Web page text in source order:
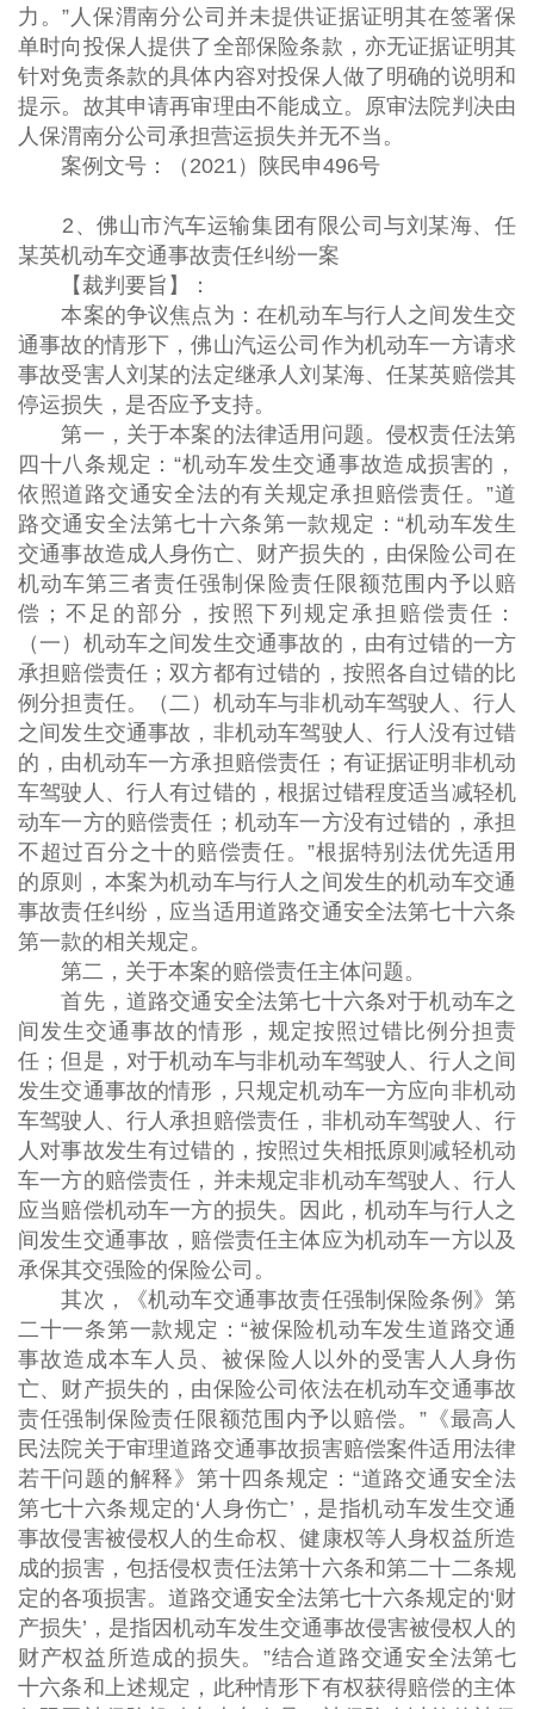
力。”人保渭南分公司并未提供证据证明其在签署保
单时向投保人提供了全部保险条款，亦无证据证明其
针对免责条款的具体内容对投保人做了明确的说明和
提示。故其申请再审理由不能成立。原审法院判决由
人保渭南分公司承担营运损失并无不当。
案例文号：（2021）陕民申496号
2、佛山市汽车运输集团有限公司与刘某海、任
某英机动车交通事故责任纠纷一案
【裁判要旨】：
本案的争议焦点为：在机动车与行人之间发生交
通事故的情形下，佛山汽运公司作为机动车一方请求
事故受害人刘某的法定继承人刘某海、任某英赔偿其
停运损失，是否应予支持。
第一，关于本案的法律适用问题。侵权责任法第
四十八条规定：“机动车发生交通事故造成损害的，
依照道路交通安全法的有关规定承担赔偿责任。”道
路交通安全法第七十六条第一款规定：“机动车发生
交通事故造成人身伤亡、财产损失的，由保险公司在
机动车第三者责任强制保险责任限额范围内予以赔
偿；不足的部分，按照下列规定承担赔偿责任：
（一）机动车之间发生交通事故的，由有过错的一方
承担赔偿责任；双方都有过错的，按照各自过错的比
例分担责任。（二）机动车与非机动车驾驶人、行人
之间发生交通事故，非机动车驾驶人、行人没有过错
的，由机动车一方承担赔偿责任；有证据证明非机动
车驾驶人、行人有过错的，根据过错程度适当减轻机
动车一方的赔偿责任；机动车一方没有过错的，承担
不超过百分之十的赔偿责任。”根据特别法优先适用
的原则，本案为机动车与行人之间发生的机动车交通
事故责任纠纷，应当适用道路交通安全法第七十六条
第一款的相关规定。
第二，关于本案的赔偿责任主体问题。
首先，道路交通安全法第七十六条对于机动车之
间发生交通事故的情形，规定按照过错比例分担责
任；但是，对于机动车与非机动车驾驶人、行人之间
发生交通事故的情形，只规定机动车一方应向非机动
车驾驶人、行人承担赔偿责任，非机动车驾驶人、行
人对事故发生有过错的，按照过失相抵原则减轻机动
车一方的赔偿责任，并未规定非机动车驾驶人、行人
应当赔偿机动车一方的损失。因此，机动车与行人之
间发生交通事故，赔偿责任主体应为机动车一方以及
承保其交强险的保险公司。
其次，《机动车交通事故责任强制保险条例》第
二十一条第一款规定：“被保险机动车发生道路交通
事故造成本车人员、被保险人以外的受害人人身伤
亡、财产损失的，由保险公司依法在机动车交通事故
责任强制保险责任限额范围内予以赔偿。”《最高人
民法院关于审理道路交通事故损害赔偿案件适用法律
若干问题的解释》第十四条规定：“道路交通安全法
第七十六条规定的‘人身伤亡’，是指机动车发生交通
事故侵害被侵权人的生命权、健康权等人身权益所造
成的损害，包括侵权责任法第十六条和第二十二条规
定的各项损害。道路交通安全法第七十六条规定的‘财
产损失’，是指因机动车发生交通事故侵害被侵权人的
财产权益所造成的损失。”结合道路交通安全法第七
十六条和上述规定，此种情形下有权获得赔偿的主体